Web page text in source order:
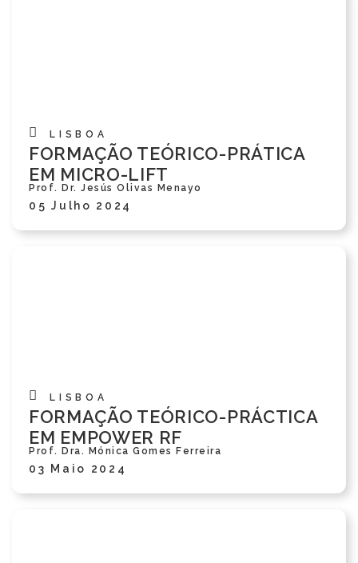
LISBOA
FORMAÇÃO TEÓRICO-PRÁTICA
EM MICRO-LIFT
Prof. Dr. Jesús Olivas Menayo
05 Julho 2024
LISBOA
FORMAÇÃO TEÓRICO-PRÁCTICA
EM EMPOWER RF
Prof. Dra. Mónica Gomes Ferreira
03 Maio 2024